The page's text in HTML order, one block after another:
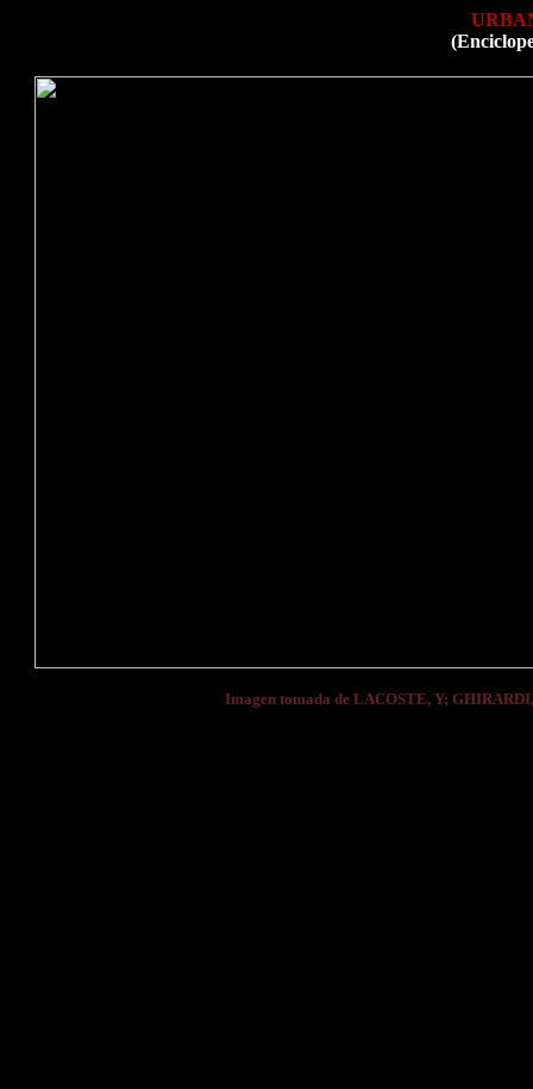
Imagen tomada de LACOSTE, Y;